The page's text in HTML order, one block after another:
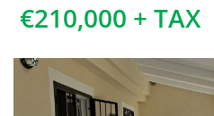
€210,000 + TAX